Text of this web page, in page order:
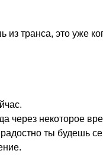
транса, это уже
через некоторое
ты будешь